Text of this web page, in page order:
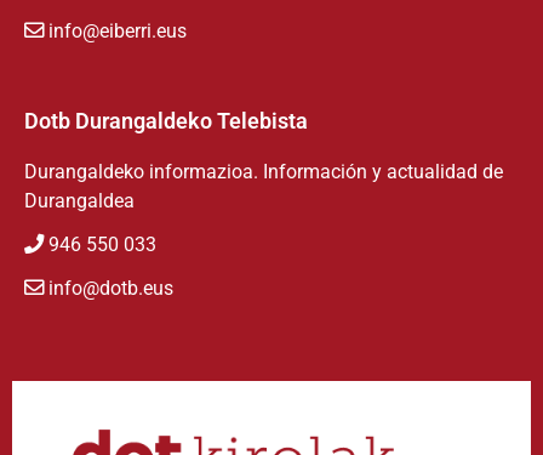
info@eiberri.eus
Dotb Durangaldeko Telebista
Durangaldeko informazioa. Información y actualidad de
Durangaldea
946 550 033
info@dotb.eus